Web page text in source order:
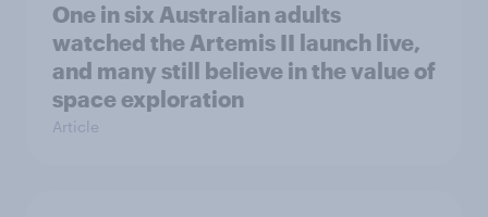
One in six Australian adults
watched the Artemis II launch live,
and many still believe in the value of
space exploration
Article